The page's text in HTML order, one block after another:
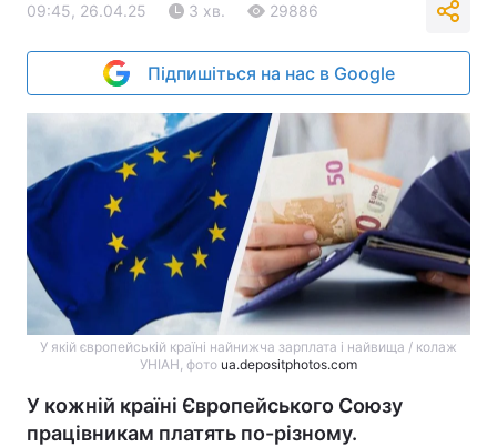
09:45, 26.04.25 3 хв. 29886
Підпишіться на нас в Google
У якій європейській країні найнижча зарплата і найвища / колаж
УНІАН, фото ua.depositphotos.com
У кожній країні Європейського Союзу
працівникам платять по-різному.